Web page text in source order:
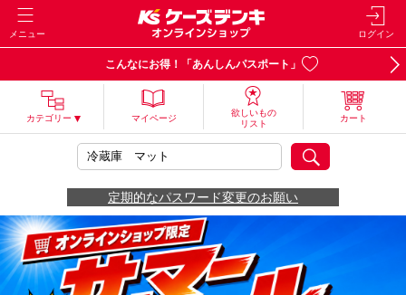
メニュー ログイン
こんなにお得！「あんしんパスポート」
カテゴリー マイページ
欲しいもの
リスト
カート
定期的なパスワード変更のお願い